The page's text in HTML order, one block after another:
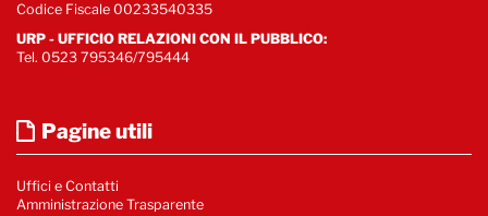
Codice Fiscale 00233540335
URP - UFFICIO RELAZIONI CON IL PUBBLICO:
Tel. 0523 795346/795444
Pagine utili
Uffici e Contatti
Amministrazione Trasparente